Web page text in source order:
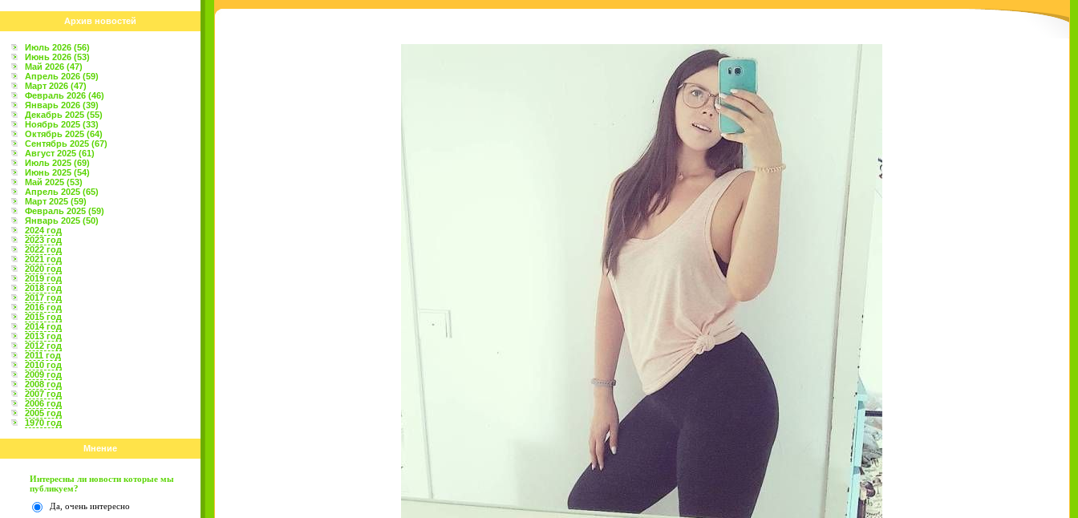
Архив новостей
Июль 2026 (56)
Июнь 2026 (53)
Май 2026 (47)
Апрель 2026 (59)
Март 2026 (47)
Февраль 2026 (46)
Январь 2026 (39)
Декабрь 2025 (55)
Ноябрь 2025 (33)
Октябрь 2025 (64)
Сентябрь 2025 (67)
Август 2025 (61)
Июль 2025 (69)
Июнь 2025 (54)
Май 2025 (53)
Апрель 2025 (65)
Март 2025 (59)
Февраль 2025 (59)
Январь 2025 (50)
2024 год
2023 год
2022 год
2021 год
2020 год
2019 год
2018 год
2017 год
2016 год
2015 год
2014 год
2013 год
2012 год
2011 год
2010 год
2009 год
2008 год
2007 год
2006 год
2005 год
1970 год
Мнение
Интересны ли новости которые мы
публикуем?
Да, очень интересно